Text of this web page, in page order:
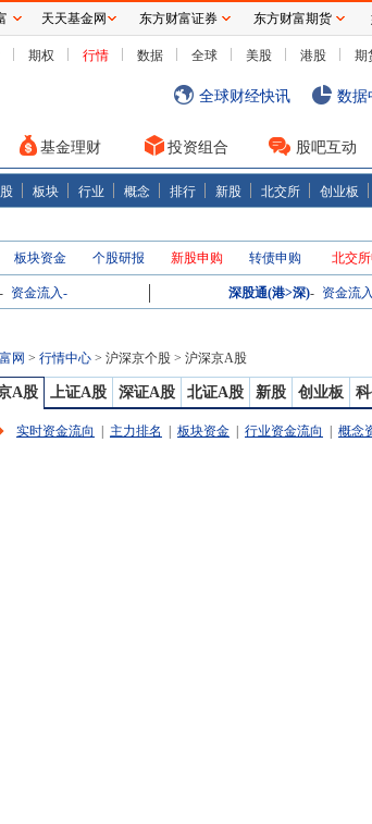
期权 行情 数据 全球 美股 港股 期
全球财经快讯 数据
基金理财 投资组合 股吧互动
板块 行业 概念 排行 新股 北交所 创业板
板块资金 个股研报 新股申购 转债申购 北交
资金流入- 深股通(港>深)- 资金流入
网 > 行情中心 > 沪深京个股 > 沪深京A股
A股 上证A股 深证A股 北证A股 新股 创业板
实时资金流向 主力排名 板块资金 行业资金流向 概念
天天基金网 东方财富证券 东方财富期货